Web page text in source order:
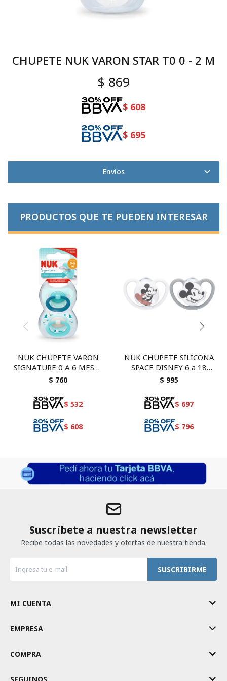
CHUPETE NUK VARON STAR T0 0 - 2 M
$ 869
$ 608
$ 695
Envíos
PRODUCTOS QUE TE PUEDEN INTERESAR
NUK CHUPETE VARON
SIGNATURE 0 A 6 MESES
2 UNIDADES
$ 760
$ 532
$ 608
NUK CHUPETE SILICONA
SPACE DISNEY 6 a 18
MESES GRIS 2 U
$ 995
$ 697
$ 796
Suscríbete a nuestra newsletter
Recibe todas las novedades y ofertas de nuestra tienda.
SUSCRIBIRME
MI CUENTA
EMPRESA
COMPRA